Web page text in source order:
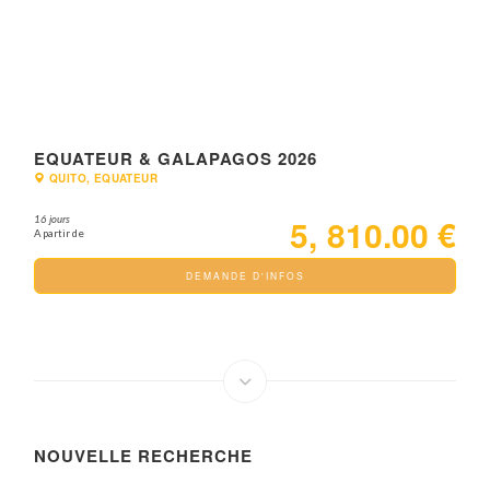
EQUATEUR & GALAPAGOS 2026
QUITO, EQUATEUR
16 jours
A partir de
5,810.00 €
DEMANDE D'INFOS
NOUVELLE RECHERCHE